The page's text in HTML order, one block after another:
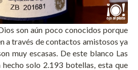
son aún poco conocidos porque
a través de contactos amistosos ya
muy escasas. De este blanco Las
solo 2.193 botellas, esta que